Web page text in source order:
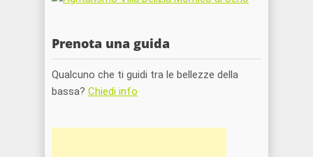
Prenota una guida
Qualcuno che ti guidi tra le bellezze della
bassa? Chiedi info